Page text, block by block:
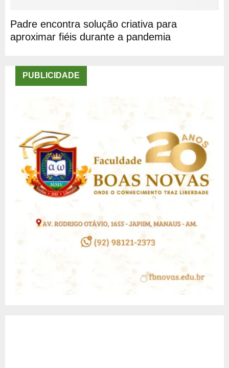
Padre encontra solução criativa para
aproximar fiéis durante a pandemia
PUBLICIDADE